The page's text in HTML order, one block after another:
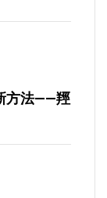
方法——羥